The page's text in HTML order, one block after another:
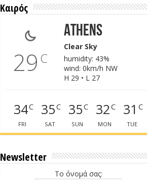
Καιρός
29 C
Athens
Clear Sky
humidity: 43%
wind: 0km/h NW
H 29 • L 27
34C
FRI
35C
SAT
35C
SUN
32C
MON
31 C
TUE
Newsletter
Το όνομά σας: